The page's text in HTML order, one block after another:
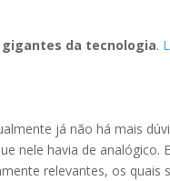
gigantes da tecnologia.
já não há mais
nele havia de analógico.
relevantes, os quais